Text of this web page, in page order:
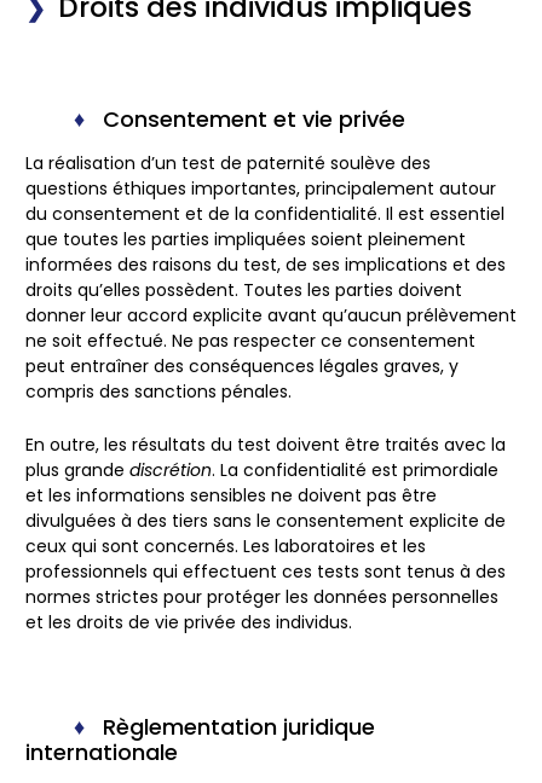
Consentement et vie privée
La réalisation d’un test de paternité soulève des
questions éthiques importantes, principalement autour
du consentement et de la confidentialité. Il est essentiel
que toutes les parties impliquées soient pleinement
informées des raisons du test, de ses implications et des
droits qu’elles possèdent. Toutes les parties doivent
donner leur accord explicite avant qu’aucun prélèvement
ne soit effectué. Ne pas respecter ce consentement
peut entraîner des conséquences légales graves, y
compris des sanctions pénales.
En outre, les résultats du test doivent être traités avec la
plus grande discrétion. La confidentialité est primordiale
et les informations sensibles ne doivent pas être
divulguées à des tiers sans le consentement explicite de
ceux qui sont concernés. Les laboratoires et les
professionnels qui effectuent ces tests sont tenus à des
normes strictes pour protéger les données personnelles
et les droits de vie privée des individus.
Règlementation juridique
internationale